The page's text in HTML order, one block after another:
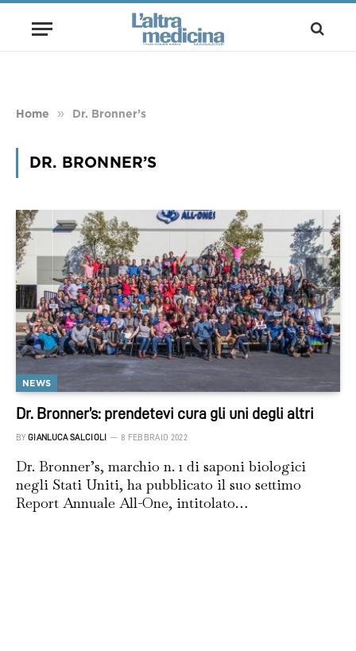
Home » Dr. Bronner’s
DR. BRONNER’S
NEWS
Dr. Bronner’s: prendetevi cura gli uni degli altri
BY GIANLUCA SALCIOLI 8 FEBBRAIO 2022
Dr. Bronner’s, marchio n. 1 di saponi biologici
negli Stati Uniti, ha pubblicato il suo settimo
Report Annuale All-One, intitolato…